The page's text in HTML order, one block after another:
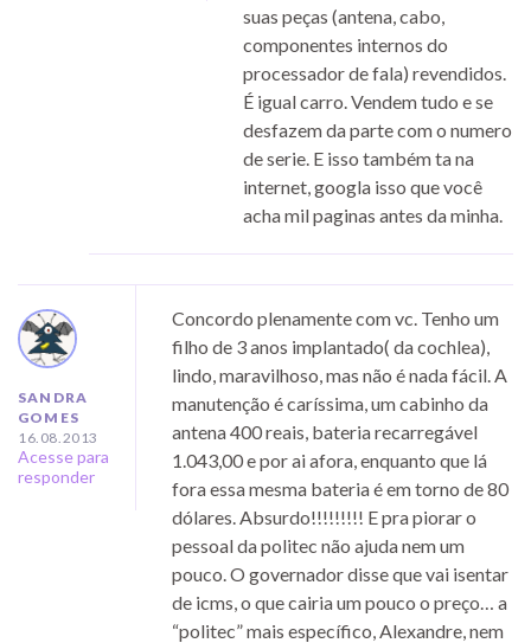
suas peças (antena, cabo,
componentes internos do
processador de fala) revendidos.
É igual carro. Vendem tudo e se
desfazem da parte com o numero
de serie. E isso também ta na
internet, googla isso que você
acha mil paginas antes da minha.
SANDRA
GOMES
16.08.2013
Acesse para
responder
Concordo plenamente com vc. Tenho um
filho de 3 anos implantado( da cochlea),
lindo, maravilhoso, mas não é nada fácil. A
manutenção é caríssima, um cabinho da
antena 400 reais, bateria recarregável
1.043,00 e por ai afora, enquanto que lá
fora essa mesma bateria é em torno de 80
dólares. Absurdo!!!!!!!!! E pra piorar o
pessoal da politec não ajuda nem um
pouco. O governador disse que vai isentar
de icms, o que cairia um pouco o preço… a
“politec” mais específico, Alexandre, nem